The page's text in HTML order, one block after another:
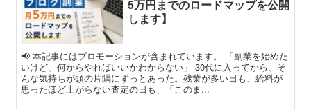
5万円までのロードマップを公開
します】
📢 本記事にはプロモーションが含まれています。 「副業を始めた
いけど、何からやればいいかわからない」 30代に入ってから、そ
んな気持ちが頭の片隅にずっとあった。残業が多い日も、給料が
思ったほど上がらない査定の日も、「このま...